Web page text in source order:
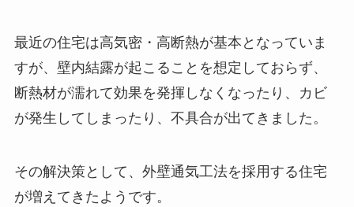
最近の住宅は高気密・高断熱が基本となっていま
すが、壁内結露が起こることを想定しておらず、
断熱材が濡れて効果を発揮しなくなったり、カビ
が発生してしまったり、不具合が出てきました。
その解決策として、外壁通気工法を採用する住宅
が増えてきたようです。